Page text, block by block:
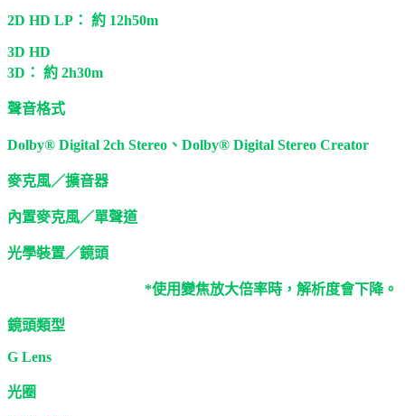
2D HD LP： 約 12h50m
3D HD
3D： 約 2h30m
聲音格式
Dolby® Digital 2ch Stereo、Dolby® Digital Stereo Creator
麥克風／擴音器
內置麥克風／單聲道
光學裝置／鏡頭
*使用變焦放大倍率時，解析度會下降。
鏡頭類型
G Lens
光圈